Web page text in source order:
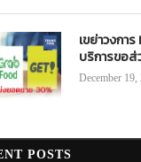
เขย่าวงกา
บริการขอ
December 19,
POSTS